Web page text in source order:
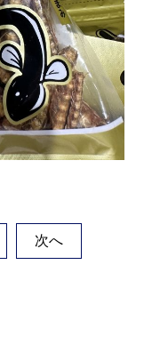
次へ